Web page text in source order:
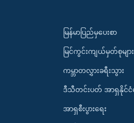
မြန်မာပြည်မှပေးစာ
မြင်ကွင်းကျယ်မှတ်စုများ
ကမ္ဘာတလွှားခရီးသွား
ဒီသီတင်းပတ် အာရှနိုင်ငံ
အာရှစီးပွားရေး